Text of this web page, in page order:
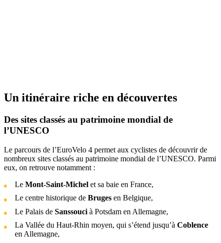
Un itinéraire riche en découvertes
Des sites classés au patrimoine mondial de
l’UNESCO
Le parcours de l’EuroVelo 4 permet aux cyclistes de découvrir de
nombreux sites classés au patrimoine mondial de l’UNESCO. Parmi
eux, on retrouve notamment :
LeMont-Saint-Michel et sa baie en France,
Le centre historique deBruges en Belgique,
Le Palais deSanssouci à Potsdam en Allemagne,
La Vallée du Haut-Rhin moyen, qui s’étend jusqu’àCoblence
en Allemagne,